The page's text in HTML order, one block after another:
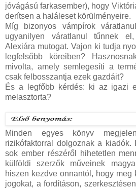
jóvágású farkasember), hogy
derítsen a haláleset körülményeire.
Míg bizonyos vámpírok
ugyanilyen váratlanul tűnnek
Alexiára mutogat. Vajon ki tudja
legfelsőbb köreiben?
mivolta, amely semlegesíti a
csak felbosszantja ezek gazdáit?
És a legfőbb kérdés: ki az igazi
melasztorta?
Minden egyes könyv
rizikófaktorral dolgoznak a kiadók.
sok ember részéről hihetetlen
külföldi szerzők műveinek
hiszen kezdve onnantól, hogy
jogokat, a fordításon,